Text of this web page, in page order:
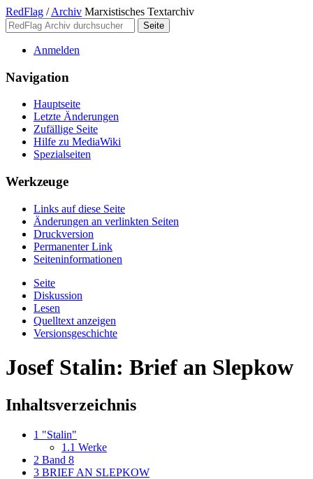
RedFlag / Archiv Marxistisches Textarchiv
Anmelden
Navigation
Hauptseite
Letzte Änderungen
Zufällige Seite
Hilfe zu MediaWiki
Spezialseiten
Werkzeuge
Links auf diese Seite
Änderungen an verlinkten Seiten
Druckversion
Permanenter Link
Seiten­­informationen
Seite
Diskussion
Lesen
Quelltext anzeigen
Versionsgeschichte
Josef Stalin: Brief an Slepkow
Inhaltsverzeichnis
1 "Stalin"
1.1 Werke
2 Band 8
3 BRIEF AN SLEPKOW